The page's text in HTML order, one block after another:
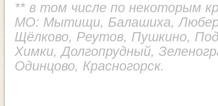
** в том числе по некоторым
МО: Мытищи, Балашиха,
Щёлково, Реутов, Пушкино,
Химки, Долгопрудный,
Одинцово, Красногорск.